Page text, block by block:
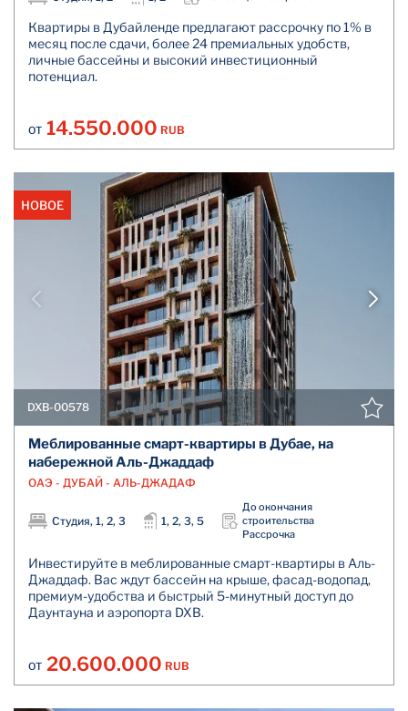
Квартиры в Дубайленде предлагают рассрочку по 1% в
месяц после сдачи, более 24 премиальных удобств,
личные бассейны и высокий инвестиционный
потенциал.
ОТ 14.550.000 RUB
НОВОЕ
DXB-00578
Меблированные смарт-квартиры в Дубае, на
набережной Аль-Джаддаф
ОАЭ - ДУБАЙ - АЛЬ-ДЖАДАФ
Студия, 1, 2, 3 1, 2, 3, 5
До окончания
строительства
Рассрочка
Инвестируйте в меблированные смарт-квартиры в Аль-
Джаддаф. Вас ждут бассейн на крыше, фасад-водопад,
премиум-удобства и быстрый 5-минутный доступ до
Даунтауна и аэропорта DXB.
ОТ 20.600.000 RUB